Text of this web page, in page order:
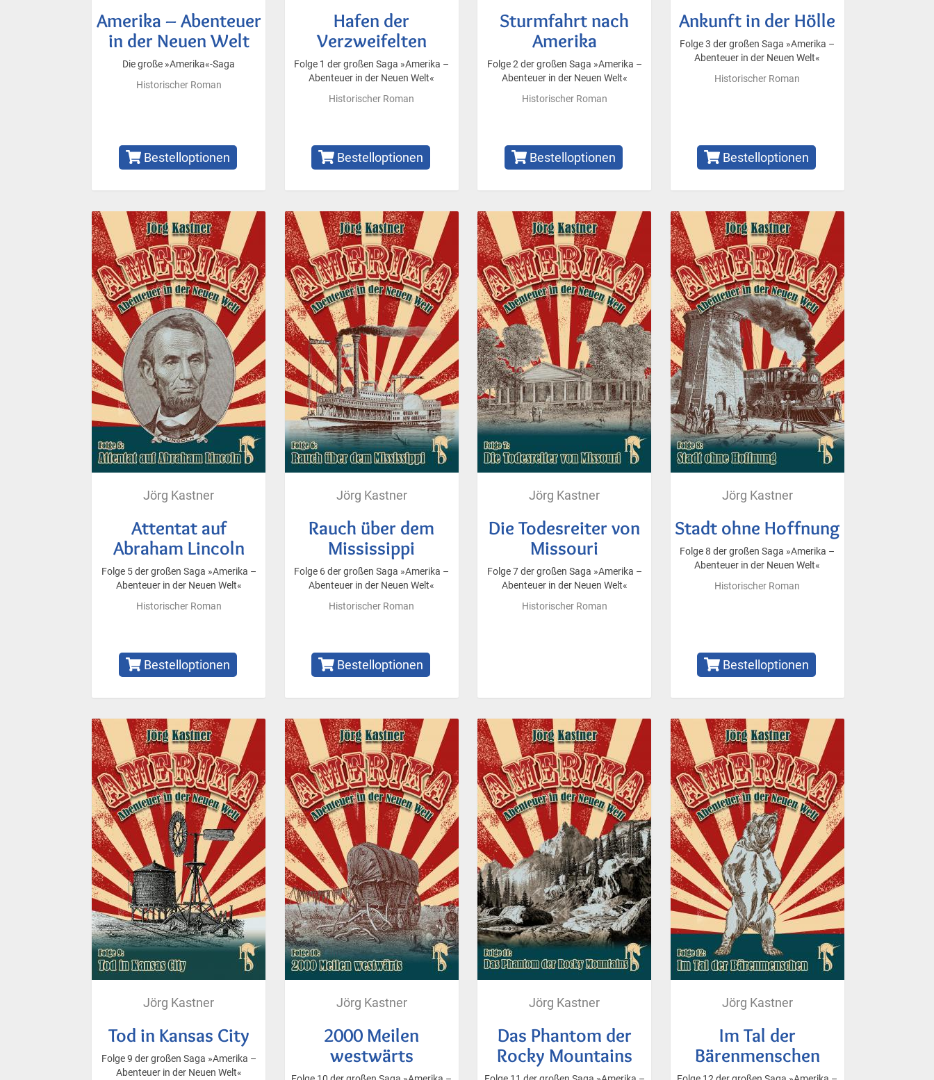
Amerika – Abenteuer
in der Neuen Welt
Die große »Amerika«-Saga
Historischer Roman
Bestelloptionen
Hafen der
Verzweifelten
Folge 1 der großen Saga »Amerika –
Abenteuer in der Neuen Welt«
Historischer Roman
Bestelloptionen
Sturmfahrt nach
Amerika
Folge 2 der großen Saga »Amerika –
Abenteuer in der Neuen Welt«
Historischer Roman
Bestelloptionen
Ankunft in der Hölle
Folge 3 der großen Saga »Amerika –
Abenteuer in der Neuen Welt«
Historischer Roman
Bestelloptionen
Jörg Kastner
Attentat auf
Abraham Lincoln
Folge 5 der großen Saga »Amerika –
Abenteuer in der Neuen Welt«
Historischer Roman
Bestelloptionen
Jörg Kastner
Rauch über dem
Mississippi
Folge 6 der großen Saga »Amerika –
Abenteuer in der Neuen Welt«
Historischer Roman
Bestelloptionen
Jörg Kastner
Die Todesreiter von
Missouri
Folge 7 der großen Saga »Amerika –
Abenteuer in der Neuen Welt«
Historischer Roman
Jörg Kastner
Stadt ohne Hoffnung
Folge 8 der großen Saga »Amerika –
Abenteuer in der Neuen Welt«
Historischer Roman
Bestelloptionen
Jörg Kastner
Tod in Kansas City
Folge 9 der großen Saga »Amerika –
Abenteuer in der Neuen Welt«
Jörg Kastner
2000 Meilen
westwärts
Jörg Kastner
Das Phantom der
Rocky Mountains
Jörg Kastner
Im Tal der
Bärenmenschen